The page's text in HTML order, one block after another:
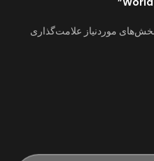
موردنیاز علامت‌گذاری